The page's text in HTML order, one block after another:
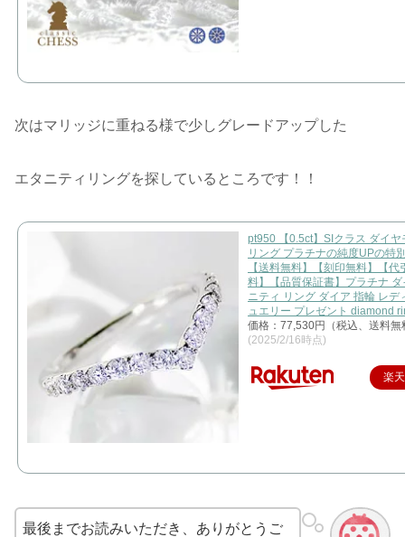
次はマリッジに重ねる様で少しグレードアップした
エタニティリングを探しているところです！！
pt950 【0.5ct】SIクラス ダイヤ
リング プラチナの純度UPの特
【送料無料】【刻印無料】【代
料】【品質保証書】プラチナ ダ
ニティ リング ダイア 指輪 レデ
ュエリー プレゼント diamond
価格：77,530円（税込、送料無
(2025/2/16時点)
楽
最後までお読みいただき、ありがとうご